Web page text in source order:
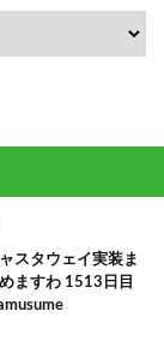
スタウェイ実装ま
ますわ 1513日目